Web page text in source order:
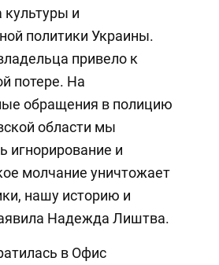
культуры и
политики Украины.
привело к
потере. На
обращения в полицию
области мы
игнорирование и
молчание уничтожает
нашу историю и
Надежда Лиштва.
в Офис